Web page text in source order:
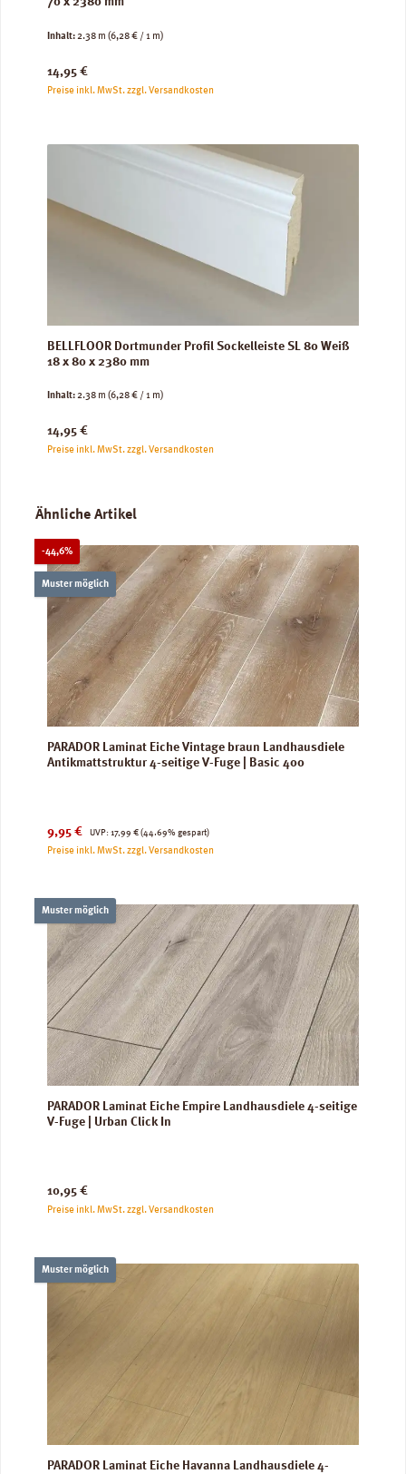
Inhalt:2.38 m (6,28 € / 1 m)
Regulärer Preis:
14,95 €
Preise inkl. MwSt. zzgl. Versandkosten
BELLFLOOR Dortmunder Profil Sockelleiste SL 80 Weiß
18 x 80 x 2380 mm
Inhalt:2.38 m (6,28 € / 1 m)
Regulärer Preis:
14,95 €
Preise inkl. MwSt. zzgl. Versandkosten
Produktgalerie überspringen
Ähnliche Artikel
-44,6%Rabatt
Muster möglich
PARADOR Laminat Eiche Vintage braun Landhausdiele
Antikmattstruktur 4-seitige V-Fuge | Basic 400
Verkaufspreis:
9,95 € UVP:
Regulärer Preis:
17,99 € (44.69% gespart)
Preise inkl. MwSt. zzgl. Versandkosten
Muster möglich
PARADOR Laminat Eiche Empire Landhausdiele 4-seitige
V-Fuge | Urban Click In
Regulärer Preis:
10,95 €
Preise inkl. MwSt. zzgl. Versandkosten
Muster möglich
PARADOR Laminat Eiche Havanna Landhausdiele 4-